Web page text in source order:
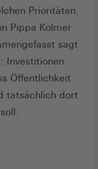
Prioritäten.
Pippa Kolmer
sagt
Investitionen
Öffentlichkeit
tatsächlich dort